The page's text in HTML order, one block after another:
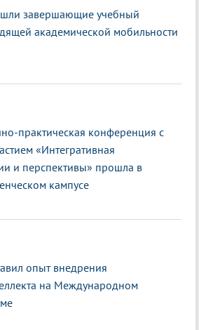
завершающие учебный
академической мобильности
практическая конференция с
«Интегративная
и перспективы» прошла в
кампусе
опыт внедрения
на Международном